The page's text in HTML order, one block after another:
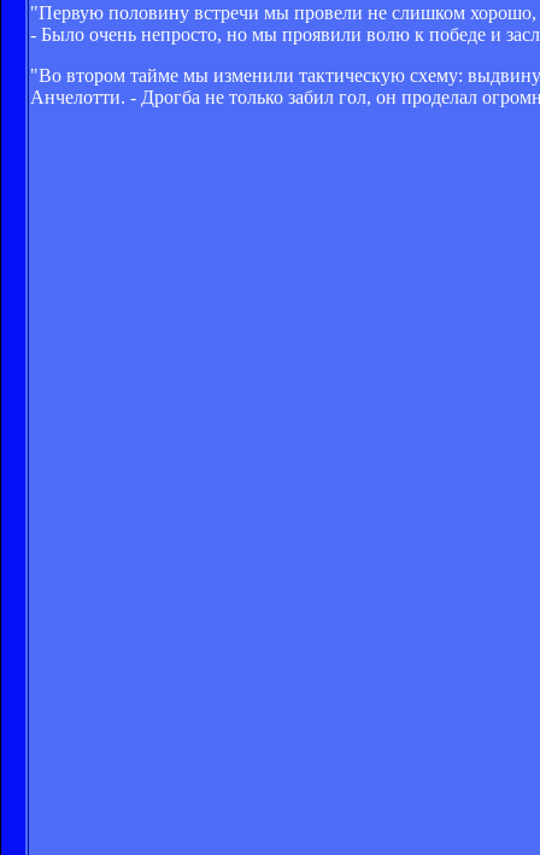
"Первую половину встречи мы провели не слишком
- Было очень непросто, но мы проявили волю к победе и
"Во втором тайме мы изменили тактическую схему:
Анчелотти. - Дрогба не только забил гол, он проделал